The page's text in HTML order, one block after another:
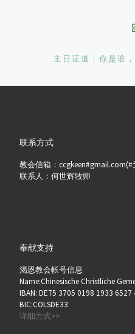
主日证道：你是谁
联系方式
教会信箱：ccgkeen#gmail.com(#
联系人：何世辉牧师
奉献支持
渴恩教会帐号信息
Name:Chinesische Christliche
IBAN: DE75 3705 0198 1933 6527
BIC:COLSDE33
详细方式>>